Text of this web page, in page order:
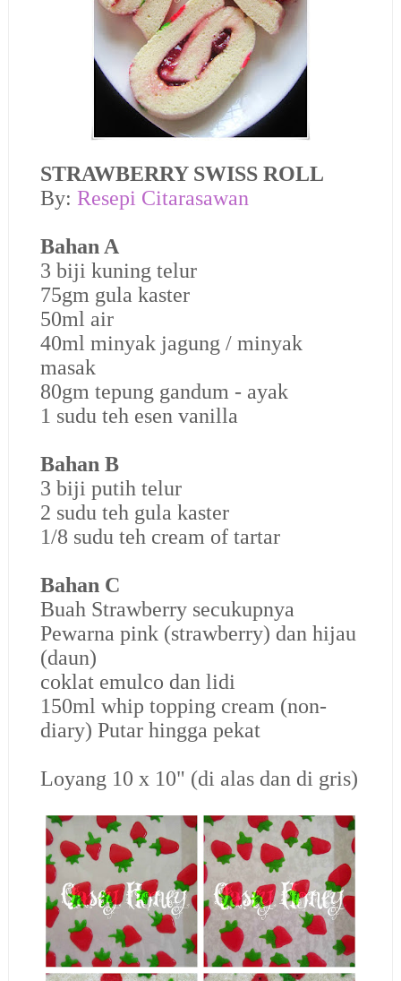
STRAWBERRY SWISS ROLL
By: Resepi Citarasawan
Bahan A
3 biji kuning telur
75gm gula kaster
50ml air
40ml minyak jagung / minyak
masak
80gm tepung gandum - ayak
1 sudu teh esen vanilla
Bahan B
3 biji putih telur
2 sudu teh gula kaster
1/8 sudu teh cream of tartar
Bahan C
Buah Strawberry secukupnya
Pewarna pink (strawberry) dan hijau
(daun)
coklat emulco dan lidi
150ml whip topping cream (non-
diary) Putar hingga pekat
Loyang 10 x 10" (di alas dan di gris)